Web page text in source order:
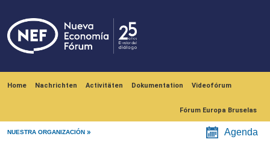
Home Nachrichten Activitäten Dokumentation Videofórum
Fórum Europa Bruselas
NUESTRA ORGANIZACIÓN Agenda
Menú noticias